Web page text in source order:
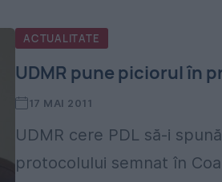
ACTUALITATE
UDMR pune piciorul în
17 MAI 2011
UDMR cere PDL să-i
protocolului semnat în